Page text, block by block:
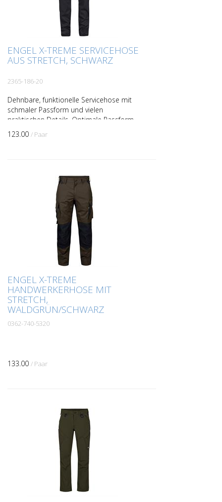
ENGEL X-TREME SERVICEHOSE
AUS STRETCH, SCHWARZ
2365-186-20
Dehnbare, funktionelle Servicehose mit
schmaler Passform und vielen
praktischen Details. Optimale Passform,
u. a. sorgen ergonomisch geformte Knie
und Panel an der Innenn...
123.00 / Paar
ENGEL X-TREME
HANDWERKERHOSE MIT
STRETCH,
WALDGRÜN/SCHWARZ
0362-740-5320
133.00 / Paar